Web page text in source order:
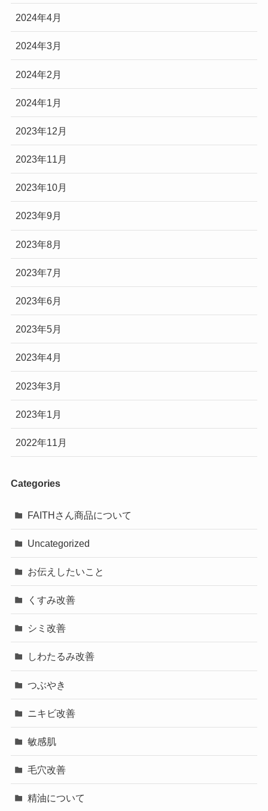
2024年4月
2024年3月
2024年2月
2024年1月
2023年12月
2023年11月
2023年10月
2023年9月
2023年8月
2023年7月
2023年6月
2023年5月
2023年4月
2023年3月
2023年1月
2022年11月
Categories
FAITHさん商品について
Uncategorized
お伝えしたいこと
くすみ改善
シミ改善
しわたるみ改善
つぶやき
ニキビ改善
敏感肌
毛穴改善
精油について